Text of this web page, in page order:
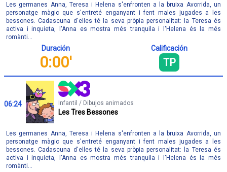
Les germanes Anna, Teresa i Helena s'enfronten a la bruixa Avorrida, un
personatge màgic que s'entreté enganyant i fent males jugades a les
bessones. Cadascuna d'elles té la seva pròpia personalitat: la Teresa és
activa i inquieta, l'Anna es mostra més tranquila i l'Helena és la més
romànti...
Duración
0:00'
Calificación
TP
06:24 Infantil / Dibujos animados
Les Tres Bessones
Les germanes Anna, Teresa i Helena s'enfronten a la bruixa Avorrida, un
personatge màgic que s'entreté enganyant i fent males jugades a les
bessones. Cadascuna d'elles té la seva pròpia personalitat: la Teresa és
activa i inquieta, l'Anna es mostra més tranquila i l'Helena és la més
romànti...